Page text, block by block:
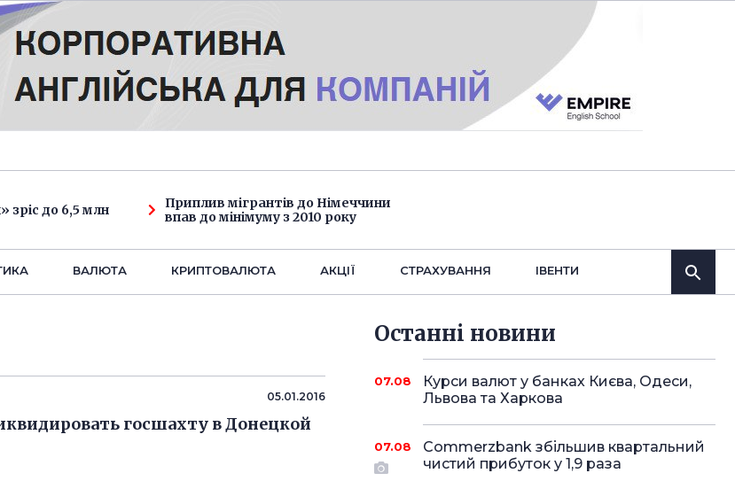
зріс до 6,5 млн
Приплив мігрантів до Німеччини
впав до мінімуму з 2010 року
ВАЛЮТА КРИПТОВАЛЮТА АКЦІЇ СТРАХУВАННЯ IВЕНТИ
05.01.2016
госшахту в Донецкой
Останнi новини
07.08
Курси валют у банках Києва, Одеси,
Львова та Харкова
07.08
Commerzbank збільшив квартальний
чистий прибуток у 1,9 раза